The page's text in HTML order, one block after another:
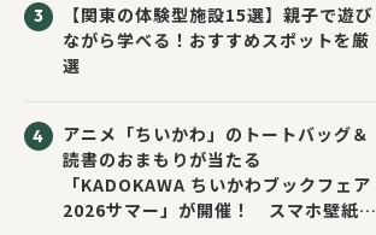
【関東の体験型施設15選】親子で遊び
ながら学べる！おすすめスポットを厳
選
アニメ「ちいかわ」のトートバッグ＆
読書のおまもりが当たる
「KADOKAWA ちいかわブックフェア
2026サマー」が開催！ スマホ壁紙は